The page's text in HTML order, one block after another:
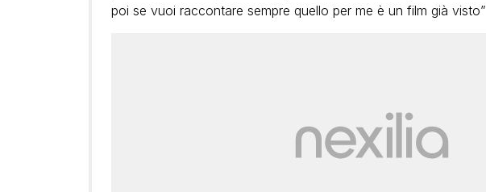
poi se vuoi raccontare sempre quello per me è un film già visto”